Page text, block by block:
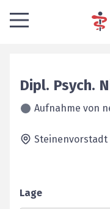
Dipl. Psych.
Aufnahme von
Steinenvorstadt
Lage